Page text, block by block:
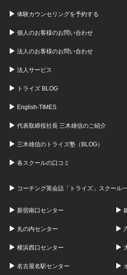
体験カウンセリングを予約する
個人のお客様のお問い合わせ
法人のお客様のお問い合わせ
法人サービス
トライズ BLOG
English-TIMES
代表取締役社長 三木雄信のご紹介
三木雄信のトライズ塾（BLOG）
各スクールの口コミ
コーチング英会話「トライズ」スクール
新宿南口センター
丸の内センター
横浜西口センター
名古屋名駅センター